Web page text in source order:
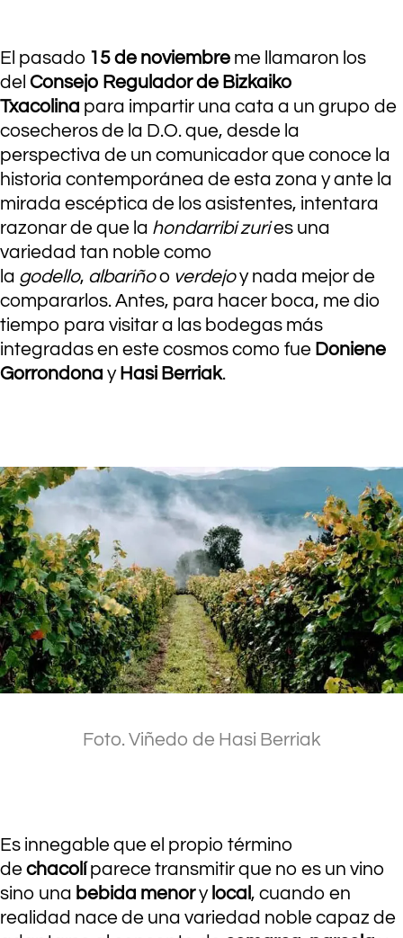
El pasado 15 de noviembre me llamaron los
del Consejo Regulador de Bizkaiko
Txacolina para impartir una cata a un grupo de
cosecheros de la D.O. que, desde la
perspectiva de un comunicador que conoce la
historia contemporánea de esta zona y ante la
mirada escéptica de los asistentes, intentara
razonar de que la hondarribi zuries una
variedad tan noble como
la godello, albariñoo verdejoy nada mejor de
compararlos. Antes, para hacer boca, me dio
tiempo para visitar a las bodegas más
integradas en este cosmos como fue Doniene
Gorrondona y Hasi Berriak.
Foto. Viñedo de Hasi Berriak
Es innegable que el propio término
dechacolíparece transmitir que no es un vino
sino una bebida menory local , cuando en
realidad nace de una variedad noble capaz de